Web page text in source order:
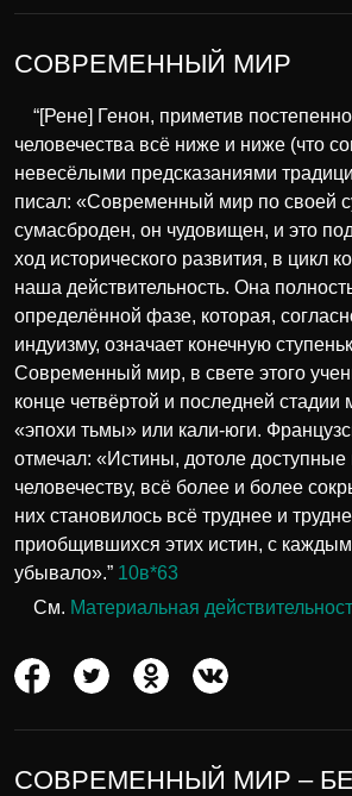
СОВРЕМЕННЫЙ МИР
“[Рене] Генон, приметив
человечества всё ниже и ниже (что
невесёлыми предсказаниями
писал: «Современный мир по своей
сумасброден, он чудовищен, и это
ход исторического развития, в цикл
наша действительность. Она
определённой фазе, которая,
индуизму, означает конечную
Современный мир, в свете этого
конце четвёртой и последней стадии
«эпохи тьмы» или кали-юги.
отмечал: «Истины, дотоле доступные
человечеству, всё более и более
них становилось всё труднее и
приобщившихся этих истин, с
убывало».” 10в*63
См. Материальная
СОВРЕМЕННЫЙ МИР –